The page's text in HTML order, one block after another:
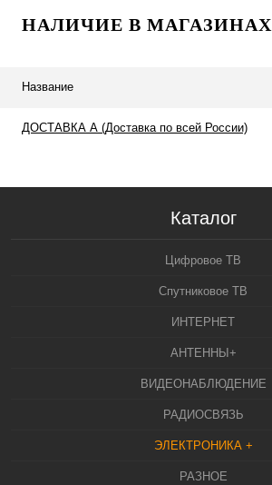
НАЛИЧИЕ В МАГАЗИНАХ
Название
ДОСТАВКА А (Доставка по всей России)
Каталог
Цифровое ТВ
Спутниковое ТВ
ИНТЕРНЕТ
АНТЕННЫ+
ВИДЕОНАБЛЮДЕНИЕ
РАДИОСВЯЗЬ
ЭЛЕКТРОНИКА +
РАЗНОЕ